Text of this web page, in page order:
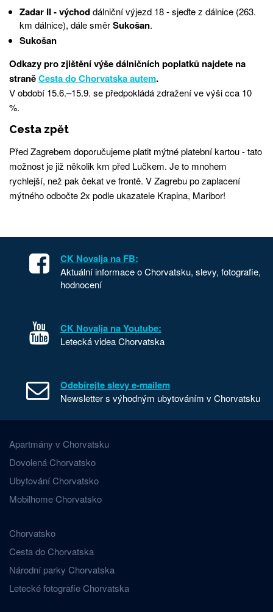
Zadar II - východdálniční výjezd 18 - sjeďte z dálnice (263.
km dálnice), dále směrSukošan.
Sukošan
Odkazy pro zjištění výše dálničních poplatků najdete na
straněCesta do Chorvatska autem.
V období 15.6.–15.9. se předpokládá zdražení ve výši cca 10
%.
Cesta zpět
Před Zagrebem doporučujeme platit mýtné platební kartou - tato
možnost je již několik km před Lučkem. Je to mnohem
rychlejší, než pak čekat ve frontě. V Zagrebu po zaplacení
mýtného odbočte 2x podle ukazatele Krapina, Maribor!
CK Novalja na FB:
Aktuální informace o Chorvatsku, slevy, fotografie,
hodnocení
CK Novalja na Youtube:
Letecká videa Chorvatska
Odebírejte slevy e-mailem
Newsletter s výhodným ubytováním v Chorvatsku
Apartmány v Chorvatsku
Dovolená Chorvatsko
Ubytování Chorvatsko
Mobilhome Chorvatsko
Chorvatsko
Cesta do Chorvatska
Národní parky Chorvatska
Letecké fotografie Chorvatska